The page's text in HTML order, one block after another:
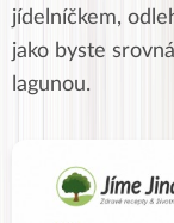
jídelníčkem,
jako byste
lagunou.